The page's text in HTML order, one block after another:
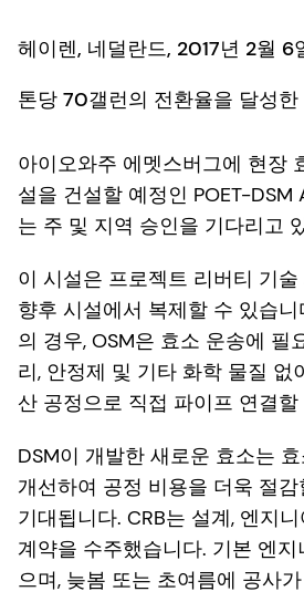
헤이렌, 네덜란드, 2017년 2월 6
톤당 70갤런의 전환율을 달성한
아이오와주 에멧스버그에 현장
설을 건설할 예정인 POET-
는 주 및 지역 승인을 기다리고
이 시설은 프로젝트 리버티 기
향후 시설에서 복제할 수 있습
의 경우, OSM은 효소 운송에 필
리, 안정제 및 기타 화학 물질 없
산 공정으로 직접 파이프 연결할
DSM이 개발한 새로운 효소는
개선하여 공정 비용을 더욱 절
기대됩니다. CRB는 설계, 엔지
계약을 수주했습니다. 기본 엔
으며, 늦봄 또는 초여름에 공사